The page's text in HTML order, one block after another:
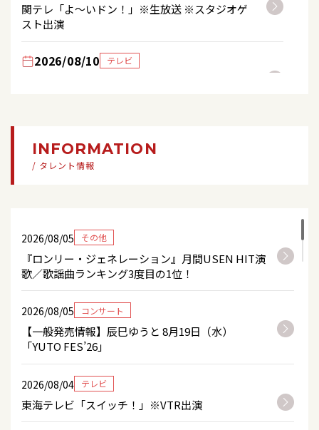
関テレ「よ～いドン！」※生放送 ※スタジオゲ
スト出演
2026/08/10 テレビ
おもてなしの心を学ぼう！ 」※再放送
の大冒険＃37目指せ山頂！山のライフライン・
歩荷に挑戦！」※再放送
2026/08/11 テレビ
チャンネル銀河「ゆうと王子の大冒険＃6動物に
も愛される王子になろう！」※再放送
2026/08/12
チャンネル銀河「ゆうと王子の大冒険＃7三味線
職人からモノ作りの心を学ぼう！」※再放送
2026/08/13 イベント
INFORMATION
/ タレント情報
2026/08/05 その他
『ロンリー・ジェネレーション』月間USEN HIT演
歌／歌謡曲ランキング3度目の1位！
2026/08/05 コンサート
【一般発売情報】辰巳ゆうと 8月19日（水）
「YUTO FES’26」
2026/08/04 テレビ
東海テレビ「スイッチ！」※VTR出演